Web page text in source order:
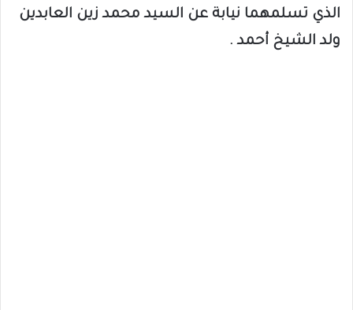
الذي تسلمهما نيابة عن السيد محمد زين العابدين
ولد الشيخ أحمد .